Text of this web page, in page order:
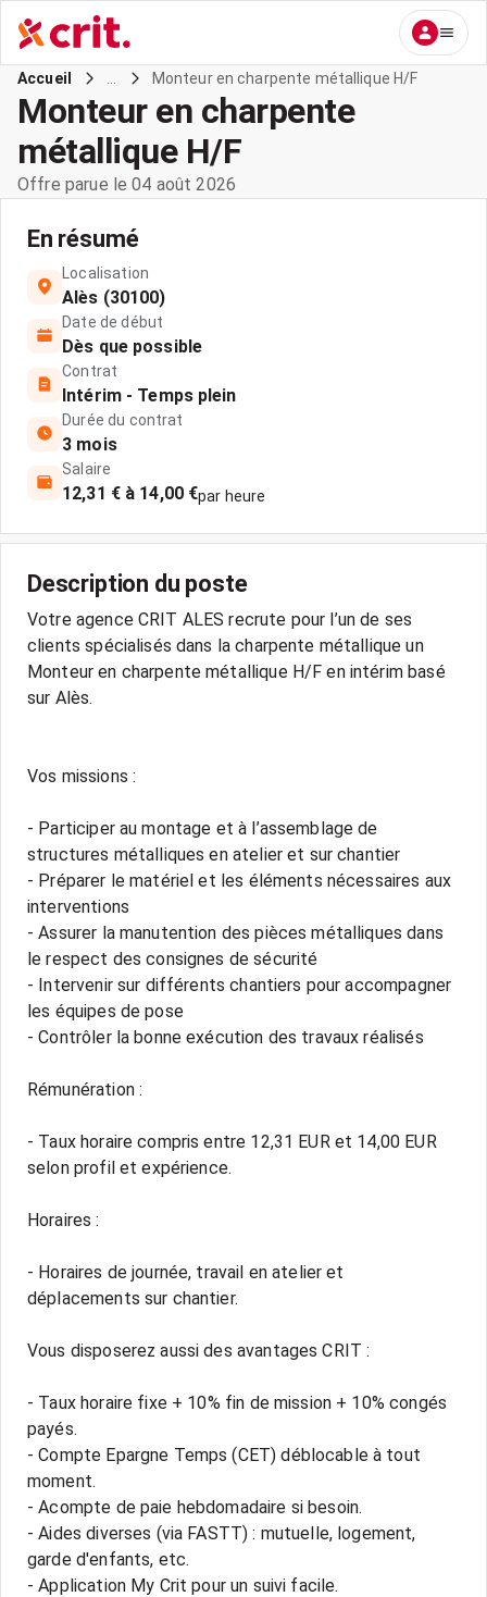
Accueil Monteur en charpente métallique H/F
Monteur en charpente
métallique H/F
Offre parue le 04 août 2026
En résumé
Localisation
Alès (30100)
Date de début
Dès que possible
Contrat
Intérim - Temps plein
Durée du contrat
3 mois
Salaire
12,31 € à 14,00 €par heure
Description du poste
Votre agence CRIT ALES recrute pour l’un de ses
clients spécialisés dans la charpente métallique un
Monteur en charpente métallique H/F en intérim basé
sur Alès.
Vos missions :
- Participer au montage et à l’assemblage de
structures métalliques en atelier et sur chantier
- Préparer le matériel et les éléments nécessaires aux
interventions
- Assurer la manutention des pièces métalliques dans
le respect des consignes de sécurité
- Intervenir sur différents chantiers pour accompagner
les équipes de pose
- Contrôler la bonne exécution des travaux réalisés
Rémunération :
- Taux horaire compris entre 12,31 EUR et 14,00 EUR
selon profil et expérience.
Horaires :
- Horaires de journée, travail en atelier et
déplacements sur chantier.
Vous disposerez aussi des avantages CRIT :
- Taux horaire fixe + 10% fin de mission + 10% congés
payés.
- Compte Epargne Temps (CET) déblocable à tout
moment.
- Acompte de paie hebdomadaire si besoin.
- Aides diverses (via FASTT) : mutuelle, logement,
garde d'enfants, etc.
- Application My Crit pour un suivi facile.